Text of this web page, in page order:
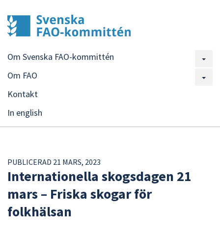
Om Svenska FAO-kommittén
Om FAO
Kontakt
In english
PUBLICERAD 21 MARS, 2023
Internationella skogsdagen 21
mars – Friska skogar för
folkhälsan